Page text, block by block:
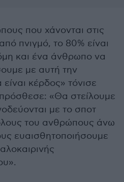
που χάνονται στις
πνιγμό, το 80% είναι
και ένα άνθρωπο να
με αυτή την
κέρδος» τόνισε
«Θα στείλουμε
με το σποτ
του ανθρώπους άνω
ευαισθητοποιήσουμε